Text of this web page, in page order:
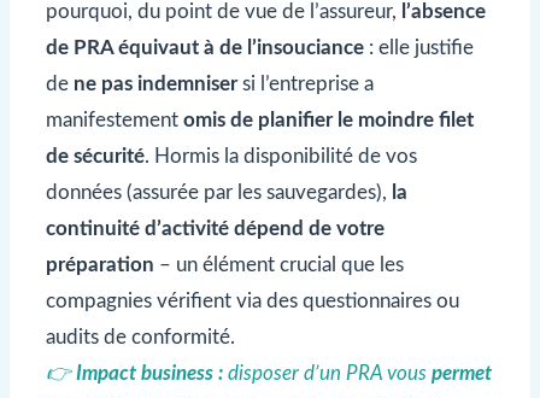
pourquoi, du point de vue de l’assureur, l’absence
de PRA équivaut à de l’insouciance : elle justifie
de ne pas indemnisersi l’entreprise a
manifestementomis de planifier le moindre filet
de sécurité. Hormis la disponibilité de vos
données (assurée par les sauvegardes), la
continuité d’activité dépend de votre
préparation – un élément crucial que les
compagnies vérifient via des questionnaires ou
audits de conformité.
👉Impact business : disposer d’un PRA vouspermet